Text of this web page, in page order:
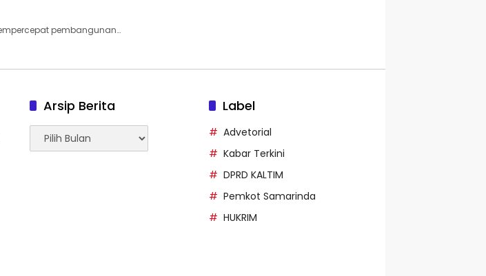
pembangunan…
Arsip Berita
Arsip
Berita
Label
Advetorial
Kabar Terkini
DPRD KALTIM
Pemkot Samarinda
HUKRIM